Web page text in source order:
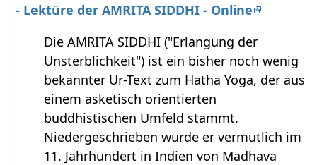
- Lektüre der AMRITA SIDDHI - Online
Die AMRITA SIDDHI ("Erlangung der
Unsterblichkeit") ist ein bisher noch wenig
bekannter Ur-Text zum Hatha Yoga, der aus
einem asketisch orientierten
buddhistischen Umfeld stammt.
Niedergeschrieben wurde er vermutlich im
11. Jahrhundert in Indien von Madhava